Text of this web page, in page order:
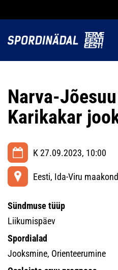
Narva-
Karikakar
K 27.09.2023, 10:00
Eesti, Ida-Viru maakond
Sündmuse tüüp
Liikumispäev
Spordialad
Jooksmine, Orienteerumine